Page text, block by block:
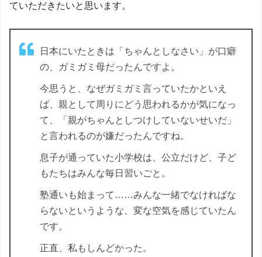
ていただきたいと思います。
日本にいたときは「ちゃんとしなさい」が口癖
の、ガミガミ母だったんですよ。
今思うと、なぜガミガミ言っていたかといえ
ば、親として周りにどう思われるかが気になっ
て、「親がちゃんとしつけしていないせいだ」
と言われるのが嫌だったんですね。
息子が通っていた小学校は、公立だけど、子ど
もたちはみんな毎日習いごと。
塾通いも始まって……みんな一緒でなければな
らないというような、変な空気を感じていたん
です。
正直、私もしんどかった。